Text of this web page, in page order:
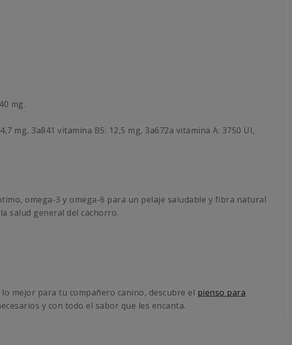
mg.
mg, 3a841 vitamina B5: 12,5 mg, 3a672a vitamina A: 3750 UI,
omega-3 y omega-6 para un pelaje saludable y fibra natural
salud general del cachorro.
mejor para tu compañero canino, descubre el pienso para
y con todo el sabor que les encanta.